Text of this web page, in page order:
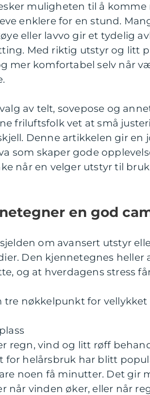
muligheten til å
enklere for en stund.
eller lavvo gir et tydelig
Med riktig utstyr og litt
mer komfortabel selv når
av telt, sovepose og
friluftsfolk vet at små
Denne artikkelen gir
som skaper gode
når en velger utstyr til
en god
om avansert utstyr
Den kjennetegnes heller
og at hverdagens stress
tre nøkkelpunkt for vellykket
regn, vind og litt røff
for helårsbruk har blitt
noen få minutter. Det gir
når vinden øker, eller når